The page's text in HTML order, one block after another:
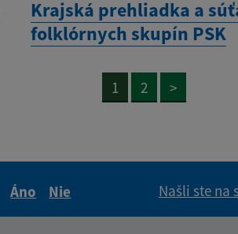
Krajská prehliadka a
folklórnych skupín PSK
1 2 >
Áno
Nie
Našli ste na